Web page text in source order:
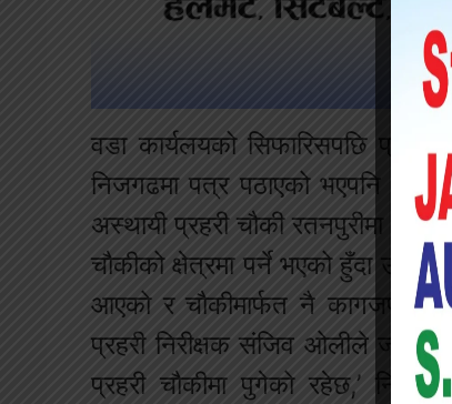
वडा कार्यलयको सिफारिसपछि
निजगढमा पत्र पठाएको भएपनि सो
अस्थायी प्रहरी चौकी रतनपुरीमा
चौकीको क्षेत्रमा पर्ने भएको हुँदा उसैले
आएको र चौकीमार्फत नै कागजपत्र
प्रहरी निरीक्षक संजिव ओलीले
प्रहरी चौकीमा पुगेको रहेछ,’